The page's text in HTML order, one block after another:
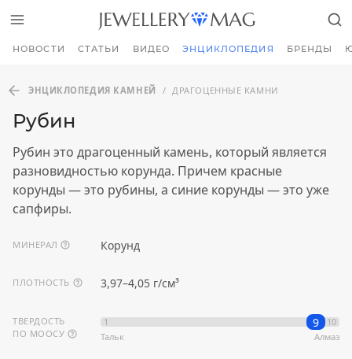
НОВОСТИ СТАТЬИ ВИДЕО ЭНЦИКЛОПЕДИЯ БРЕНДЫ
ЭНЦИКЛОПЕДИЯ КАМНЕЙ / ДРАГОЦЕННЫЕ КАМНИ
Рубин
Рубин это драгоценный камень, который является
разновидностью корунда. Причем красные
корунды — это рубины, а синие корунды — это уже
сапфиры.
МИНЕРАЛ Корунд
ПЛОТНОСТЬ 3,97–4,05 г/см³
ТВЕРДОСТЬ
ПО МООСУ
1
10
Тальк
Алмаз
9